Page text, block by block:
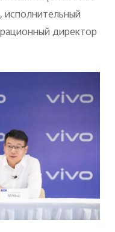
директор